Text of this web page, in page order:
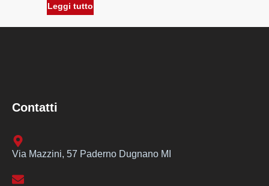
Leggi tutto
Contatti
Via Mazzini, 57 Paderno Dugnano MI